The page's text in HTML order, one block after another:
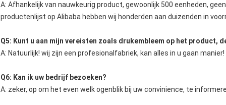
A: Afhankelijk van nauwkeurig product, gewoonlijk 500 eenheden,
productenlijst op Alibaba hebben wij honderden aan duizenden in
Q5: Kunt u aan mijn vereisten zoals drukembleem op het product,
A: Natuurlijk! wij zijn een profesionalfabriek, kan alles in u gaan manier!
Q6: Kan ik uw bedrijf bezoeken?
A: zeker, op om het even welk ogenblik bij uw convinience, te